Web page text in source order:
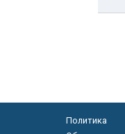
Политика